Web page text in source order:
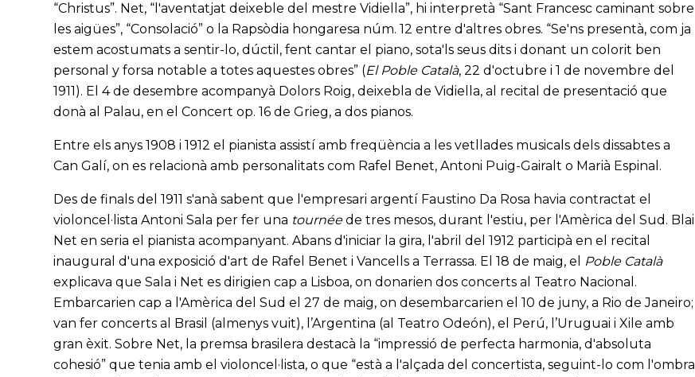
“Christus”. Net, “l'aventatjat deixeble del mestre Vidiella”, hi interpretà “Sant Francesc caminant sobre
les aigües”, “Consolació” o la Rapsòdia hongaresa núm. 12 entre d'altres obres. “Se'ns presentà, com ja
estem acostumats a sentir-lo, dúctil, fent cantar el piano, sota'ls seus dits i donant un colorit ben
personal y forsa notable a totes aquestes obres” (El Poble Català, 22 d'octubre i 1 de novembre del
1911). El 4 de desembre acompanyà Dolors Roig, deixebla de Vidiella, al recital de presentació que
donà al Palau, en el Concert op. 16 de Grieg, a dos pianos.
Entre els anys 1908 i 1912 el pianista assistí amb freqüència a les vetllades musicals dels dissabtes a
Can Galí, on es relacionà amb personalitats com Rafel Benet, Antoni Puig-Gairalt o Marià Espinal.
Des de finals del 1911 s'anà sabent que l'empresari argentí Faustino Da Rosa havia contractat el
violoncel·lista Antoni Sala per fer una tournéede tres mesos, durant l'estiu, per l'Amèrica del Sud. Blai
Net en seria el pianista acompanyant. Abans d'iniciar la gira, l'abril del 1912 participà en el recital
inaugural d'una exposició d'art de Rafel Benet i Vancells a Terrassa. El 18 de maig, el Poble Català
explicava que Sala i Net es dirigien cap a Lisboa, on donarien dos concerts al Teatro Nacional.
Embarcarien cap a l'Amèrica del Sud el 27 de maig, on desembarcarien el 10 de juny, a Rio de Janeiro;
van fer concerts al Brasil (almenys vuit), l’Argentina (al Teatro Odeón), el Perú, l’Uruguai i Xile amb
gran èxit. Sobre Net, la premsa brasilera destacà la “impressió de perfecta harmonia, d'absoluta
cohesió” que tenia amb el violoncel·lista, o que “està a l'alçada del concertista, seguint-lo com l'ombra